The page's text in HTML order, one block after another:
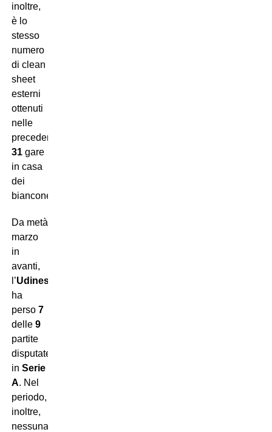
inoltre,
è lo
stesso
numero
di clean
sheet
esterni
ottenuti
nelle
precedenti
31 gare
in casa
dei
bianconeri.
Da metà
marzo
in
avanti,
l’Udinese
ha
perso 7
delle 9
partite
disputate
in Serie
A. Nel
periodo,
inoltre,
nessuna